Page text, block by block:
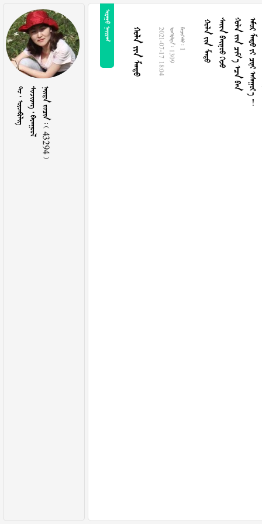
        43294 
 
   2021-07-17 18:04  1309  1             